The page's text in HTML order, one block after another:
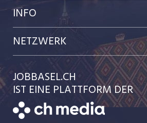
Jobs im Kanton Baselland
Jobs in der Stadt Basel
Jobs in der Stadt Liestal
Festanstellungen
Temporäre Jobs
Preise & Leistungen
Kundenlogin
Einzelinserat disponieren
Schnittstelle
INFO
Team
AGB
Datenschutzerklärung
NETZWERK
jobbern.ch
zentraljob.ch
JOBBASEL.CH
IST EINE PLATTFORM DER